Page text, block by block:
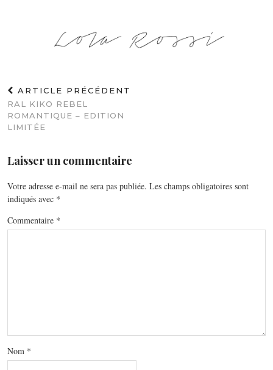
ARTICLE PRÉCÉDENT
RAL KIKO REBEL
ROMANTIQUE – EDITION
LIMITÉE
Laisser un commentaire
Votre adresse e-mail ne sera pas publiée. Les champs obligatoires sont
indiqués avec *
Commentaire *
Nom *